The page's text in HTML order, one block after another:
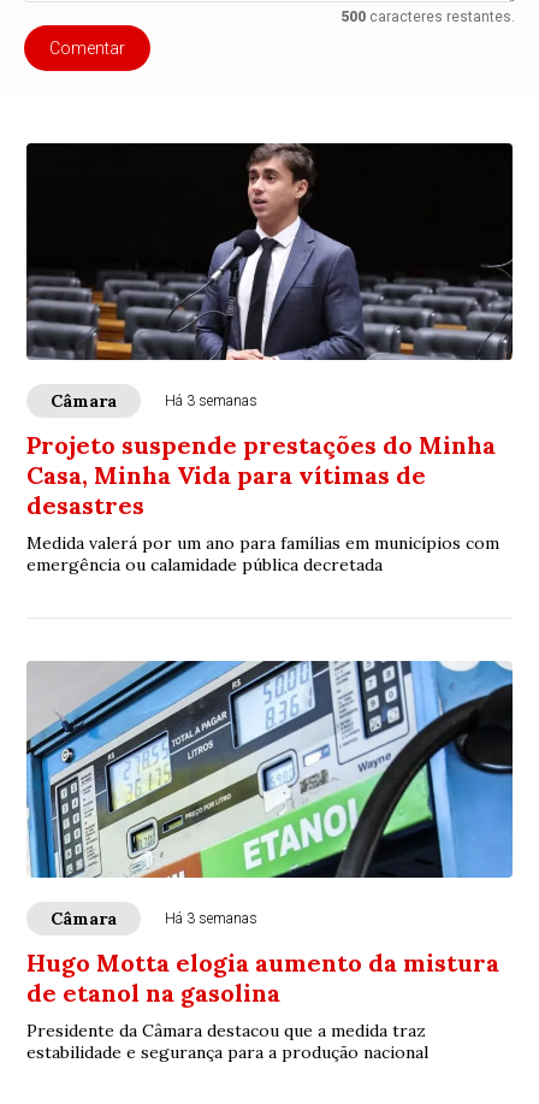
500caracteres restantes.
Comentar
Câmara Há 3 semanas
Projeto suspende prestações do Minha
Casa, Minha Vida para vítimas de
desastres
Medida valerá por um ano para famílias em municípios com
emergência ou calamidade pública decretada
Câmara Há 3 semanas
Hugo Motta elogia aumento da mistura
de etanol na gasolina
Presidente da Câmara destacou que a medida traz
estabilidade e segurança para a produção nacional